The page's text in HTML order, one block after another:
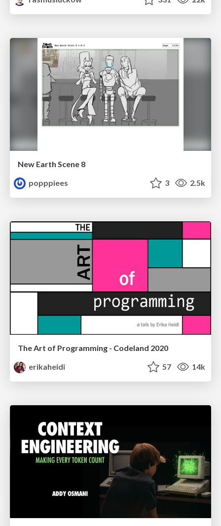
New Earth Scene 8
popppiees
3 2.5k
The Art of Programming - Codeland 2020
erikaheidi
57 14k